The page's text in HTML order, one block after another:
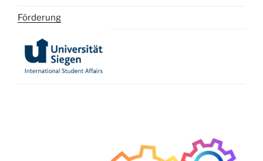
Förderung